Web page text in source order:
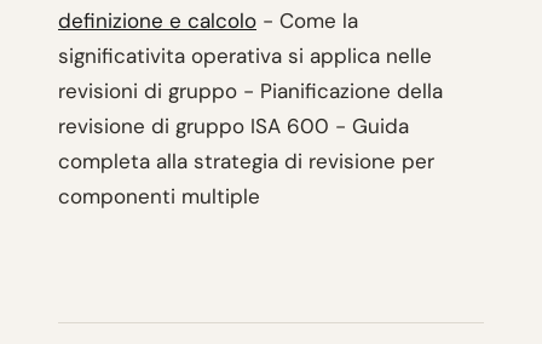
definizione e calcolo - Come la
significativita operativa si applica nelle
revisioni di gruppo - Pianificazione della
revisione di gruppo ISA 600 - Guida
completa alla strategia di revisione per
componenti multiple